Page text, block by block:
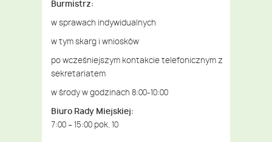
Burmistrz:
w sprawach indywidualnych
w tym skarg i wniosków
po wcześniejszym kontakcie telefonicznym z
sekretariatem
w środy w godzinach 8:00-10:00
Biuro Rady Miejskiej:
7:00 – 15:00 pok. 10